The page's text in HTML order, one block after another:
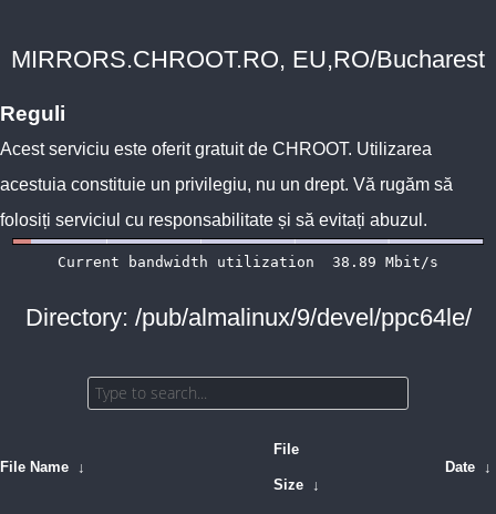
MIRRORS.CHROOT.RO, EU,RO/Bucharest
Reguli
Acest serviciu este oferit gratuit de CHROOT. Utilizarea
acestuia constituie un privilegiu, nu un drept. Vă rugăm să
folosiți serviciul cu responsabilitate și să evitați abuzul.
Directory: /pub/almalinux/9/devel/ppc64le/
File Name ↓
File
Size ↓
Date ↓